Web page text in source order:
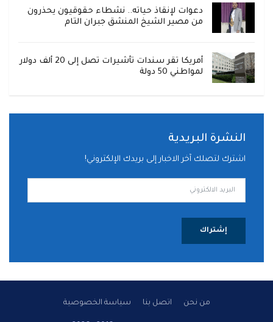
دعوات لإنقاذ حياته.. نشطاء حقوقيون يحذرون
من مصير الشيخ المنشق جبران التام
أمريكا تقر سندات تأشيرات تصل إلى 20 ألف دولار
لمواطني 50 دولة
النشرة البريدية
اشترك لتصلك آخر الاخبار إلى بريدك الإلكتروني!
إشتراك
من نحن اتصل بنا سياسة الخصوصية